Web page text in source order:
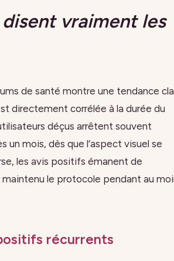
disent vraiment les
de santé montre une tendance
directement corrélée à la durée du
déçus arrêtent souvent
un mois, dès que l’aspect visuel se
les avis positifs émanent de
le protocole pendant au
récurrents